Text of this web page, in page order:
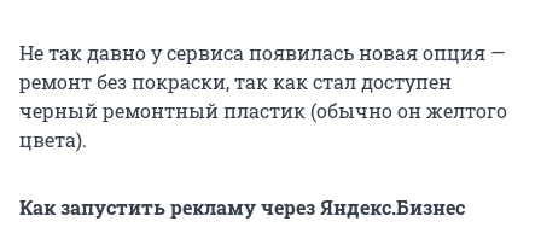
Не так давно у сервиса появилась новая опция —
ремонт без покраски, так как стал доступен
черный ремонтный пластик (обычно он желтого
цвета).
Как запустить рекламу через Яндекс.Бизнес